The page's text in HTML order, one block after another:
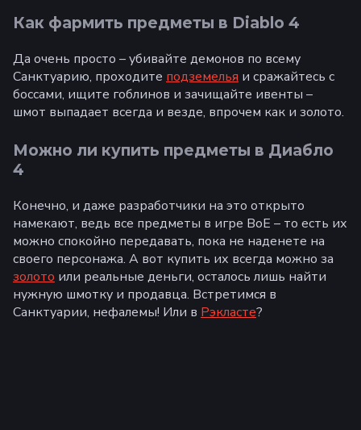
Как фармить предметы в Diablo 4
Да очень просто – убивайте демонов по всему
Санктуарию, проходите подземелья и сражайтесь с
боссами, ищите гоблинов и зачищайте ивенты –
шмот выпадает всегда и везде, впрочем как и золото.
Можно ли купить предметы в Диабло
4
Конечно, и даже разработчики на это открыто
намекают, ведь все предметы в игре BoE – то есть их
можно спокойно передавать, пока не наденете на
своего персонажа. А вот купить их всегда можно за
золото или реальные деньги, осталось лишь найти
нужную шмотку и продавца. Встретимся в
Санктуарии, нефалемы! Или в Рэкласте?